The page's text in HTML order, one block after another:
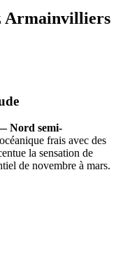
Armainvilliers
Nord semi-
frais avec des
la sensation de
de novembre à mars.